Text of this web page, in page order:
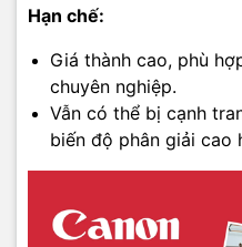
Hạn chế:
Giá thành cao, phù
chuyên nghiệp.
Vẫn có thể bị cạnh
biến độ phân giải cao